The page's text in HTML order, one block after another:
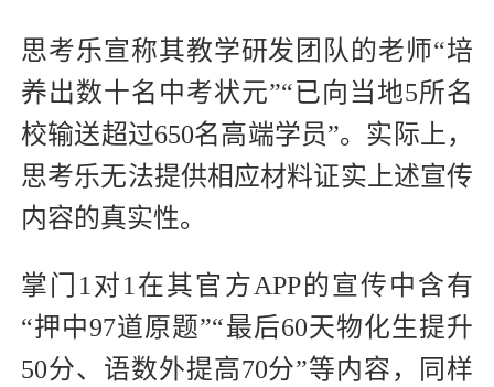
思考乐宣称其教学研发团队的老师“培
养出数十名中考状元”“已向当地5所名
校输送超过650名高端学员”。实际上，
思考乐无法提供相应材料证实上述宣传
内容的真实性。
掌门1对1在其官方APP的宣传中含有
“押中97道原题”“最后60天物化生提升
50分、语数外提高70分”等内容，同样